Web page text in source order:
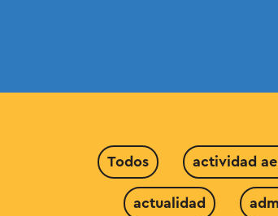
Todos actividad
actualidad